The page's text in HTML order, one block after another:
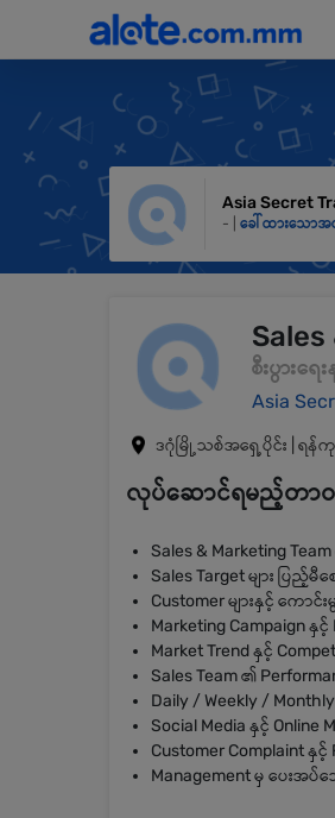
Asia Secret
- | ခေါ်ထားသော
စီးပွားရ
Asia
ဒဂုံမြို့သစ်အရှေ့ပိုင်း | ရန်
လုပ်ဆောင်ရမည့်တာဝန်
Sales & Marketing
Sales Target များ ပြ
Customer များနှင့် က
Marketing Campaign နှ
Market Trend နှင့်
Sales Team ၏
Daily / Weekly /
Social Media နှင့် Online
Customer Complaint နှ
Management မှ ပေးအပ်